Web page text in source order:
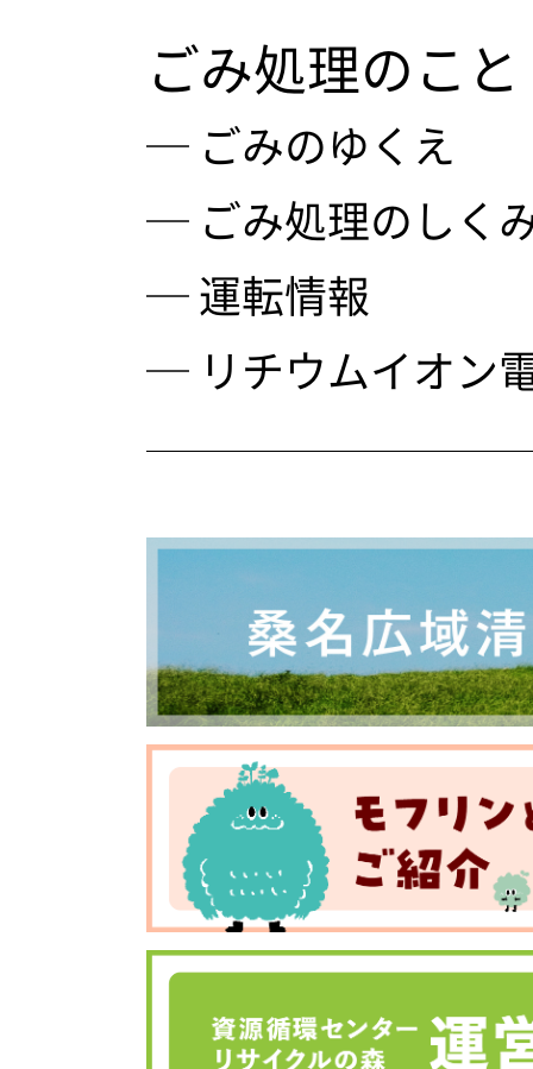
ごみ処理のこと
─ ごみのゆくえ
─ ごみ処理のしく
─運転情報
─ リチウムイオン